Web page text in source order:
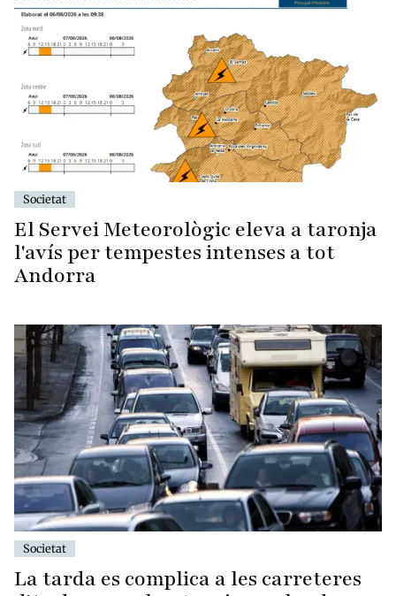
Societat
El Servei Meteorològic eleva a taronja
l'avís per tempestes intenses a tot
Andorra
Societat
La tarda es complica a les carreteres